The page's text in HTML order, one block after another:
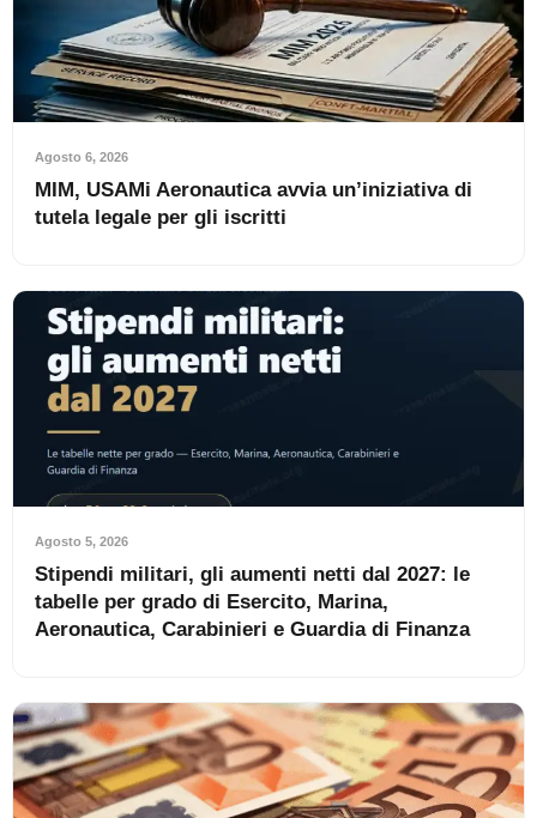
Agosto 6, 2026
MIM, USAMi Aeronautica avvia un’iniziativa di
tutela legale per gli iscritti
Agosto 5, 2026
Stipendi militari, gli aumenti netti dal 2027: le
tabelle per grado di Esercito, Marina,
Aeronautica, Carabinieri e Guardia di Finanza